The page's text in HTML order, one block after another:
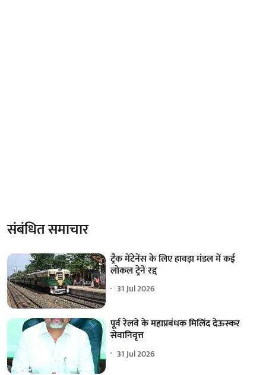
संबंधित समाचार
ट्रैक मेंटेनेंस के लिए हावड़ा मंडल में कई
लोकल ट्रेनें रद्द
31 Jul 2026
पूर्व रेलवे के महाप्रबंधक मिलिंद देऊस्कर
सेवानिवृत्त
31 Jul 2026